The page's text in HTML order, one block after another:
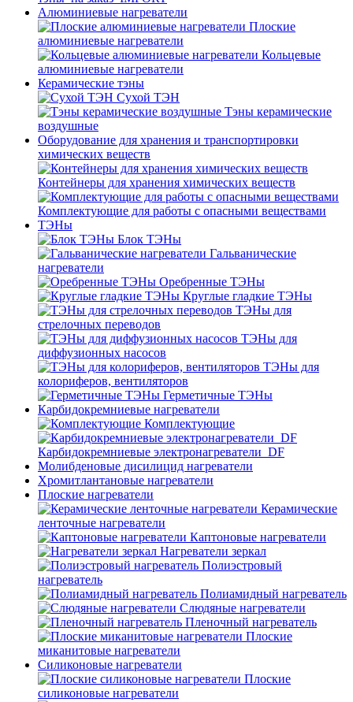
Алюминиевые нагреватели
Плоские
алюминиевые нагреватели
Кольцевые
алюминиевые нагреватели
Керамические тэны
Сухой ТЭН
Тэны керамические
воздушные
Оборудование для хранения и транспортировки
химических веществ
Контейнеры для хранения химических веществ
Комплектующие для работы с опасными веществами
ТЭНы
Блок ТЭНы
Гальванические
нагреватели
Оребренные ТЭНы
Круглые гладкие ТЭНы
ТЭНы для
стрелочных переводов
ТЭНы для
диффузионных насосов
ТЭНы для
колориферов, вентиляторов
Герметичные ТЭНы
Карбидокремниевые нагреватели
Комплектующие
Карбидокремниевые электронагреватели_DF
Молибденовые дисилицид нагреватели
Хромитлантановые нагреватели
Плоские нагреватели
Керамические
ленточные нагреватели
Каптоновые нагреватели
Нагреватели зеркал
Полиэстровый
нагреватель
Полиамидный нагреватель
Слюдяные нагреватели
Пленочный нагреватель
Плоские
миканитовые нагреватели
Силиконовые нагреватели
Плоские
силиконовые нагреватели